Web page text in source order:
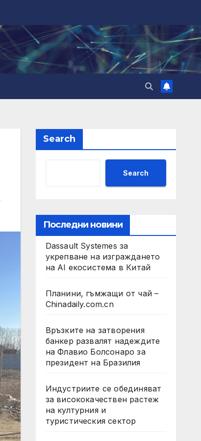
Search
Search
Последни новини
Dassault Systemes за
укрепване на изграждането
на AI екосистема в Китай
Планини, гъмжащи от чай –
Chinadaily.com.cn
Връзките на затворения
банкер развалят надеждите
на Флавио Болсонаро за
президент на Бразилия
Индустриите се обединяват
за висококачествен растеж
на културния и
туристическия сектор